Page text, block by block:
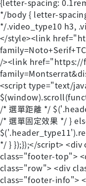
{letter-spacing:
*/body { letter-
*/.video_type10 h3,
</style><link
/><link href="https://
<script type="text/
/* 選單距離 */
/* 選單固定效果 */ }
*/ } });});</script><div
class="footer-top">
class="row"> <div
class="footer-info">